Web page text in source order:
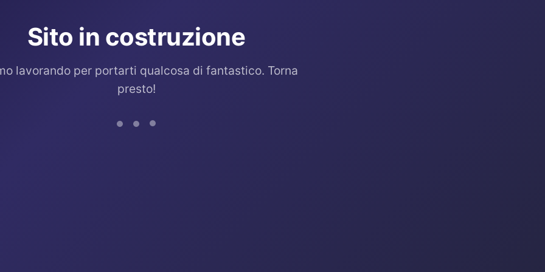
Sito in costruzione
lavorando per portarti qualcosa di fantastico. Torna
presto!